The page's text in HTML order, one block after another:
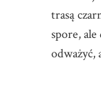
trasą
spore, ale
odważyć,